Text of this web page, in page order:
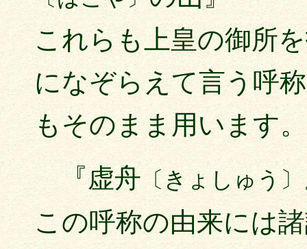
これらも上皇の御所
になぞらえて言う呼
もそのまま用います。
『虚舟〔きょしゅう〕
この呼称の由来には